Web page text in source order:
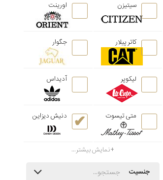
سیتیزن اورینت
کاتر پیلار جگوار
لیکوپر آدیداس
متی تیسوت دنیش دیزاین
نمایش بیشتر...
جنسیت